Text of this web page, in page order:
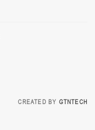
CREATED BY GTNTECH